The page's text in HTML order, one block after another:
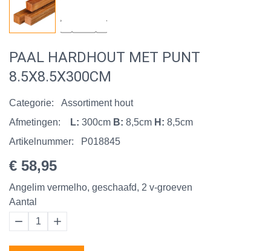
PAAL HARDHOUT MET PUNT
8.5X8.5X300CM
Categorie:
Assortiment hout
Afmetingen:
L: 300cm B: 8,5cm H: 8,5cm
Artikelnummer:
P018845
€ 58,95
Angelim vermelho, geschaafd, 2 v-groeven
Aantal
1